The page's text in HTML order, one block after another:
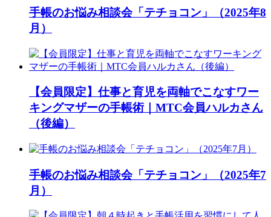
手帳のお悩み相談会「テチョコン」（2025年8
月）
【会員限定】仕事と育児を両軸でこなすワー
キングマザーの手帳術｜MTC会員ハルカさん
（後編）
手帳のお悩み相談会「テチョコン」（2025年7
月）